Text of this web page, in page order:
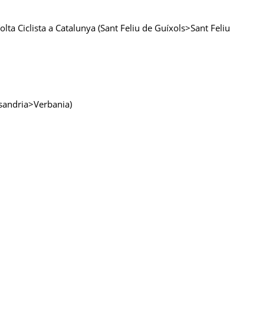
Ciclista a Catalunya (Sant Feliu de Guíxols>Sant Feliu